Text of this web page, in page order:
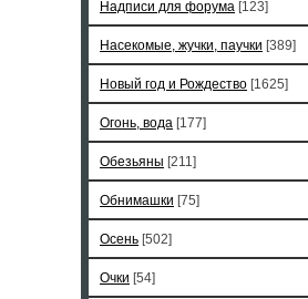
Надписи для форума [123]
Насекомые, жучки, паучки [389]
Новый год и Рождество [1625]
Огонь, вода [177]
Обезьяны [211]
Обнимашки [75]
Осень [502]
Очки [54]